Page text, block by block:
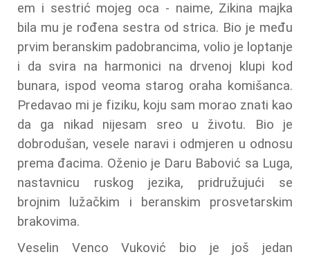
em i sestrić mojeg oca - naime, Zikina majka
bila mu je rođena sestra od strica. Bio je među
prvim beranskim padobrancima, volio je loptanje
i da svira na harmonici na drvenoj klupi kod
bunara, ispod veoma starog oraha komišanca.
Predavao mi je fiziku, koju sam morao znati kao
da ga nikad nijesam sreo u životu. Bio je
dobrodušan, vesele naravi i odmjeren u odnosu
prema đacima. Oženio je Daru Babović sa Luga,
nastavnicu ruskog jezika, pridružujući se
brojnim lužačkim i beranskim prosvetarskim
brakovima.
Veselin Venco Vuković bio je još jedan